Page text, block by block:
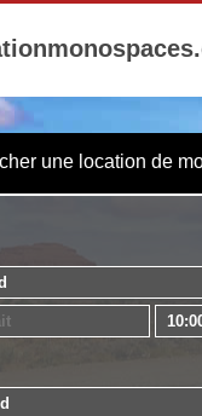
une location de